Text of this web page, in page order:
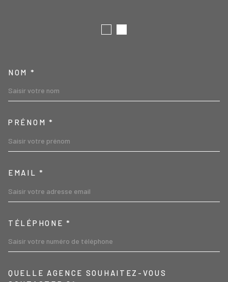
NOM *
PRÉNOM *
EMAIL *
TÉLÉPHONE *
QUELLE AGENCE SOUHAITEZ-VOUS